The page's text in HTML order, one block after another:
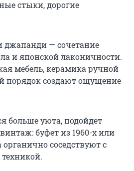
стыки, дорогие
джапанди — сочетание
и японской лаконичности.
мебель, керамика ручной
порядок создают ощущение
больше уюта, подойдет
буфет из 1960-х или
соседствуют с